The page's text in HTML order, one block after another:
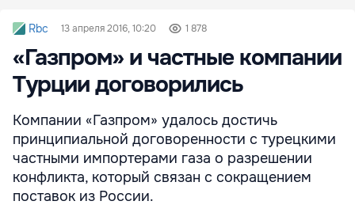
Rbc 13 апреля 2016, 10:20 1 878
«Газпром» и частные компании
Турции договорились
Компании «Газпром» удалось достичь
принципиальной договоренности с турецкими
частными импортерами газа о разрешении
конфликта, который связан с сокращением
поставок из России.